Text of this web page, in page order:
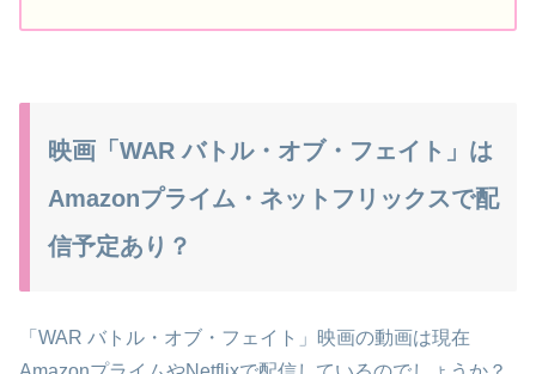
映画「WAR バトル・オブ・フェイト」は
Amazonプライム・ネットフリックスで配
信予定あり？
「WAR バトル・オブ・フェイト」映画の動画は現在